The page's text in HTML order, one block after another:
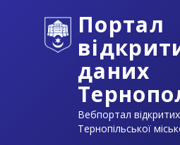
Портал
даних
Вебпортал
Тернопільської